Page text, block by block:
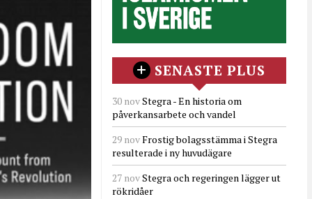
SENASTE PLUS
30 novStegra - En historia om
påverkansarbete och vandel
29 novFrostig bolagsstämma i Stegra
resulterade i ny huvudägare
27 novStegra och regeringen lägger ut
rökridåer